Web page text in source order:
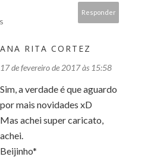
Responder
ANA RITA CORTEZ
17 de fevereiro de 2017 às 15:58
Sim, a verdade é que aguardo
por mais novidades xD
Mas achei super caricato,
achei.
Beijinho*